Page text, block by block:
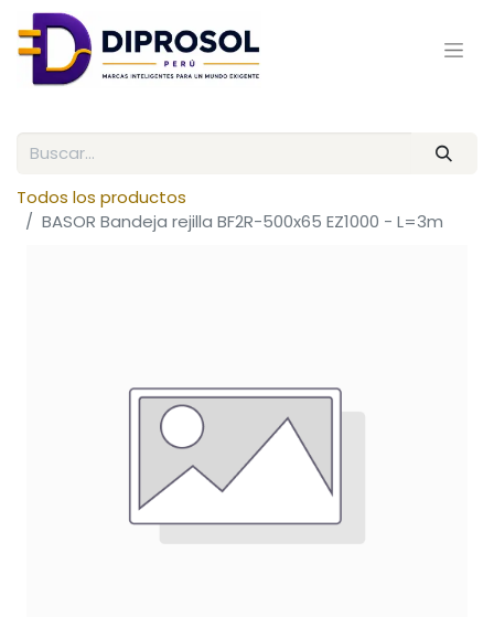
Todos los productos
BASOR Bandeja rejilla BF2R-500x65 EZ1000 - L=3m